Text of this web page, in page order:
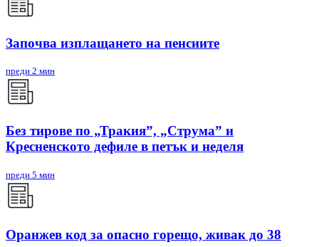
Започва изплащането на пенсиите
преди 2 мин
Без тирове по „Тракия”, „Струма” и
Кресненското дефиле в петък и неделя
преди 5 мин
Оранжев код за опасно горещо, живак до 38